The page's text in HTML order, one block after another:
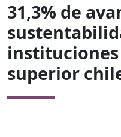
31,3% de
superior